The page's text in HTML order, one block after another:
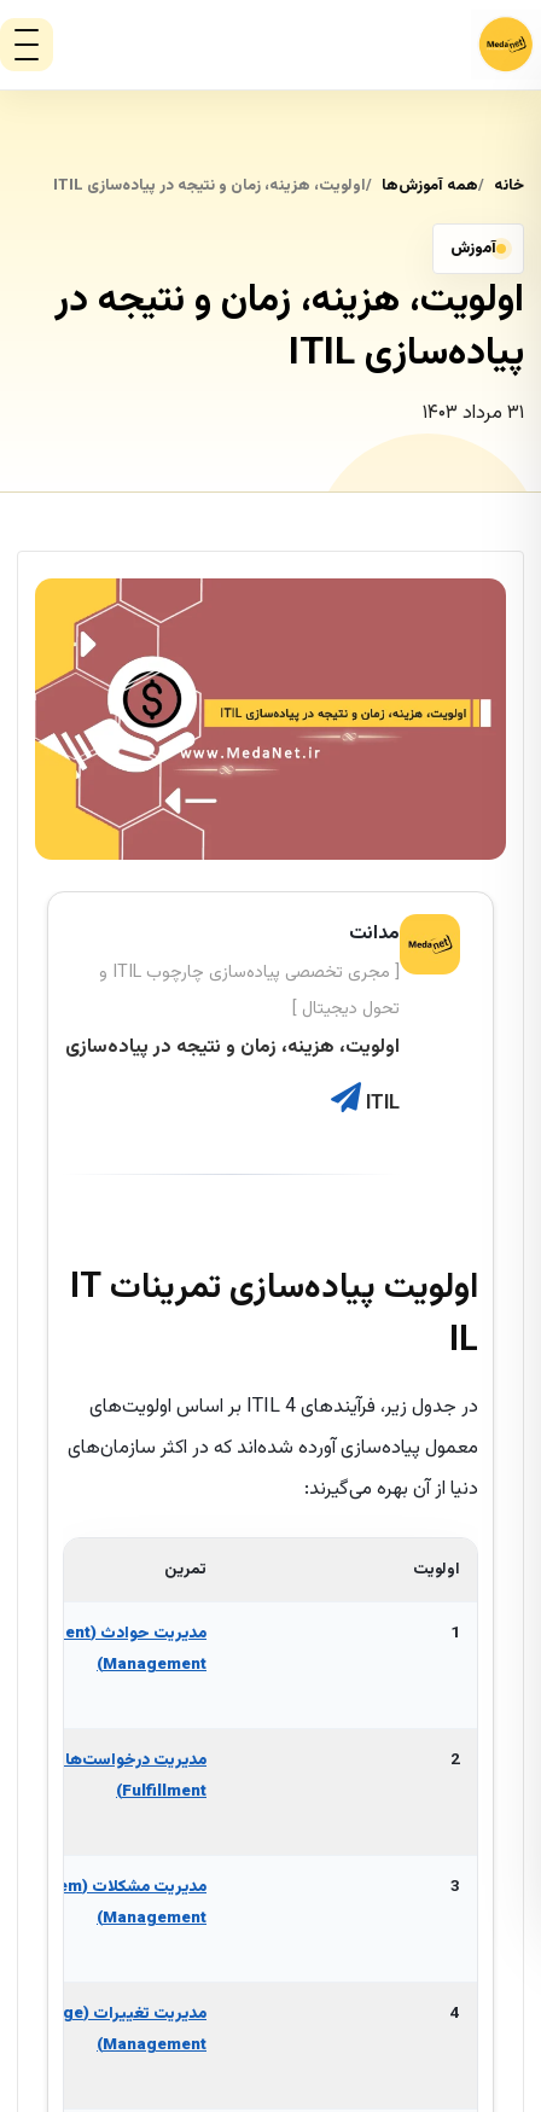
خانه همه آموزش‌ها اولویت، هزینه، زمان و نتیجه در پیاده‌سازی ITIL
آموزش
اولویت، هزینه، زمان و نتیجه در
پیاده‌سازی ITIL
۳۱ مرداد ۱۴۰۳
مدانت
[ مجری تخصصی پیاده‌سازی چارچوب ITIL و
تحول دیجیتال ]
اولویت، هزینه، زمان و نتیجه در پیاده‌سازی
ITIL
اولویت پیاده‌سازی تمرینات IT
IL
در جدول زیر، فرآیندهای ITIL 4 بر اساس اولویت‌های
معمول پیاده‌سازی آورده شده‌اند که در اکثر سازمان‌های
دنیا از آن بهره می‌گیرند:
اولویت تمرین
1
مدیریت حوادث (Incident
Management)
2
Fulfillment)
3
مدیریت مشکلات (Problem
Management)
4
مدیریت تغییرات (Change
Management)